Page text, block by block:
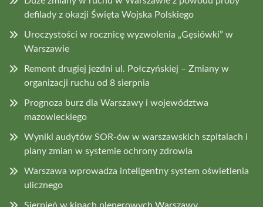
defilady z okazji Święta Wojska Polskiego
Uroczystości w rocznicę wyzwolenia „Gęsiówki” w
Warszawie
Remont drugiej jezdni ul. Połczyńskiej – Zmiany w
organizacji ruchu od 8 sierpnia
Prognoza burz dla Warszawy i województwa
mazowieckiego
Wyniki audytów SOR-ów w warszawskich szpitalach i
plany zmian w systemie ochrony zdrowia
Warszawa wprowadza inteligentny system oświetlenia
ulicznego